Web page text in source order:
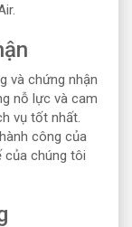
và chứng nhận
nỗ lực và cam
vụ tốt nhất.
công của
của chúng tôi